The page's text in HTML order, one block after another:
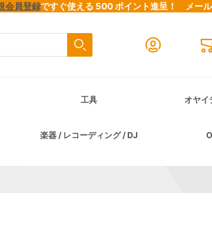
会員登録ですぐ使える 500 ポイント進呈！ メー
Close search
検索
工具 オヤイ
楽器 / レコーディング / DJ